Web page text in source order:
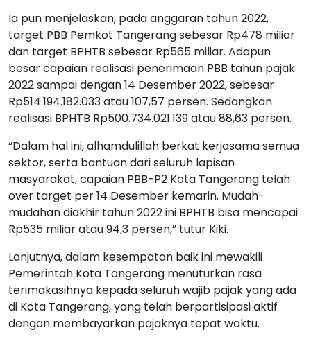
Ia pun menjelaskan, pada anggaran tahun 2022,
target PBB Pemkot Tangerang sebesar Rp478 miliar
dan target BPHTB sebesar Rp565 miliar. Adapun
besar capaian realisasi penerimaan PBB tahun pajak
2022 sampai dengan 14 Desember 2022, sebesar
Rp514.194.182.033 atau 107,57 persen. Sedangkan
realisasi BPHTB Rp500.734.021.139 atau 88,63 persen.
“Dalam hal ini, alhamdulillah berkat kerjasama semua
sektor, serta bantuan dari seluruh lapisan
masyarakat, capaian PBB-P2 Kota Tangerang telah
over target per 14 Desember kemarin. Mudah-
mudahan diakhir tahun 2022 ini BPHTB bisa mencapai
Rp535 miliar atau 94,3 persen,” tutur Kiki.
Lanjutnya, dalam kesempatan baik ini mewakili
Pemerintah Kota Tangerang menuturkan rasa
terimakasihnya kepada seluruh wajib pajak yang ada
di Kota Tangerang, yang telah berpartisipasi aktif
dengan membayarkan pajaknya tepat waktu.